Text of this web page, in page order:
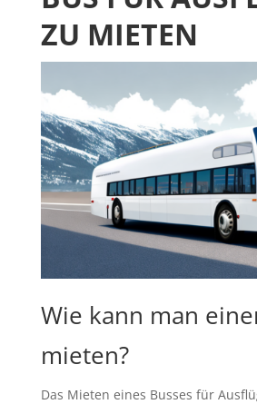
ZU MIETEN
Wie kann man
mieten?
Das Mieten eines Busses für